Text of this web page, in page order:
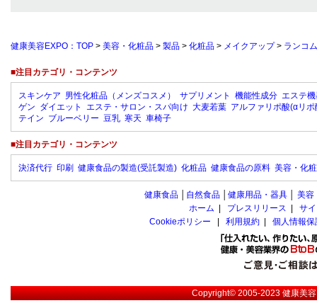
健康美容EXPO：TOP > 美容・化粧品 > 製品 > 化粧品 > メイクアップ> ランコ
■注目カテゴリ・コンテンツ
スキンケア 男性化粧品（メンズコスメ） サプリメント 機能性成分 エステ
ゲン ダイエット エステ・サロン・スパ向け 大麦若葉 アルファリポ酸(αリポ
テイン ブルーベリー 豆乳 寒天 車椅子
■注目カテゴリ・コンテンツ
決済代行 印刷 健康食品の製造(受託製造) 化粧品 健康食品の原料 美容・化
健康食品 自然食品 健康用品・器具 美容
ホーム
プレスリリース
サ
Cookieポリシー
利用規約 個人情報
Copyright© 2005-2023健康美